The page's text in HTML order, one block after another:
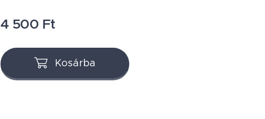
4 500Ft
Kosárba